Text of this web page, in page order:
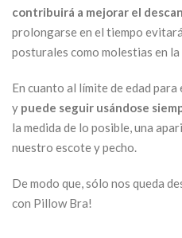
contribuirá a mejorar el
prolongarse en el tiempo
posturales como molestias en
En cuanto al límite de edad para
y puede seguir usándose
la medida de lo posible, una
nuestro escote y pecho.
De modo que, sólo nos queda
con Pillow Bra!